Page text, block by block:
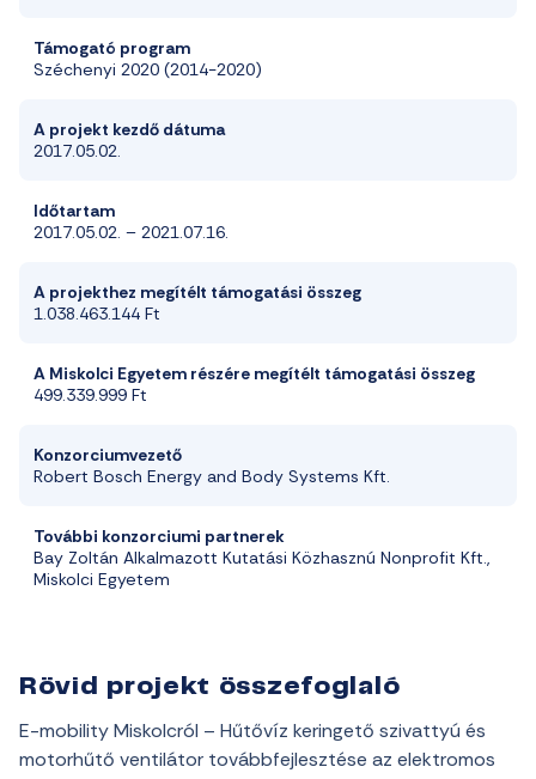
Támogató program
Széchenyi 2020 (2014-2020)
A projekt kezdő dátuma
2017.05.02.
Időtartam
2017.05.02. – 2021.07.16.
A projekthez megítélt támogatási összeg
1 038 463144 Ft
A Miskolci Egyetem részére megítélt támogatási összeg
499 339999 Ft
Konzorciumvezető
Robert Bosch Energy and Body Systems Kft
További konzorciumi partnerek
Bay Zoltán Alkalmazott Kutatási Közhasznú Nonprofit Kft
Miskolci Egyetem
Rövid projekt összefoglaló
E-mobility Miskolcról – Hűtővíz keringető szivattyú és
motorhűtő ventilátor továbbfejlesztése az elektromos